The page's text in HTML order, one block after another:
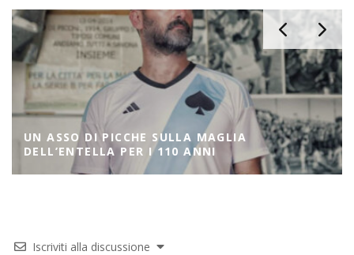
UN ASSO DI PICCHE SULLA MAGLIA
DELL’ENTELLA PER I 110 ANNI
Iscriviti alla discussione